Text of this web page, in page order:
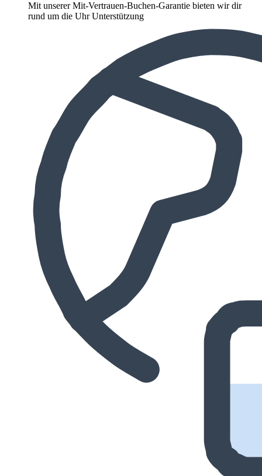
Mit unserer Mit-Vertrauen-Buchen-Garantie bieten wir dir
rund um die Uhr Unterstützung